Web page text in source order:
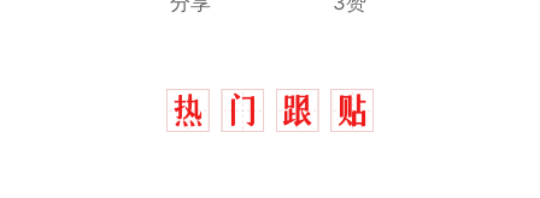
热
那个在床头放菜刀的女孩，